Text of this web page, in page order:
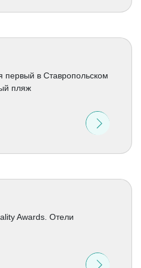
первый в Ставропольском
пляж
Awards. Отели